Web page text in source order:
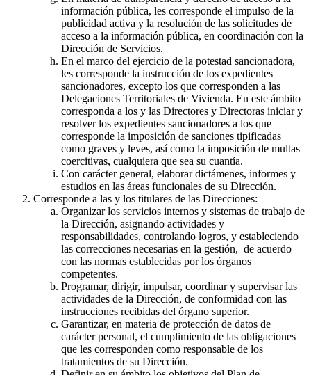
información pública, les corresponde el impulso de la
publicidad activa y la resolución de las solicitudes de
acceso a la información pública, en coordinación con la
Dirección de Servicios.
En el marco del ejercicio de la potestad sancionadora,
les corresponde la instrucción de los expedientes
sancionadores, excepto los que corresponden a las
Delegaciones Territoriales de Vivienda. En este ámbito
corresponda a los y las Directores y Directoras iniciar y
resolver los expedientes sancionadores a los que
corresponde la imposición de sanciones tipificadas
como graves y leves, así como la imposición de multas
coercitivas, cualquiera que sea su cuantía.
Con carácter general, elaborar dictámenes, informes y
estudios en las áreas funcionales de su Dirección.
Corresponde a las y los titulares de las Direcciones:
Organizar los servicios internos y sistemas de trabajo de
la Dirección, asignando actividades y
responsabilidades, controlando logros, y estableciendo
las correcciones necesarias en la gestión, de acuerdo
con las normas establecidas por los órganos
competentes.
Programar, dirigir, impulsar, coordinar y supervisar las
actividades de la Dirección, de conformidad con las
instrucciones recibidas del órgano superior.
Garantizar, en materia de protección de datos de
carácter personal, el cumplimiento de las obligaciones
que les corresponden como responsable de los
tratamientos de su Dirección.